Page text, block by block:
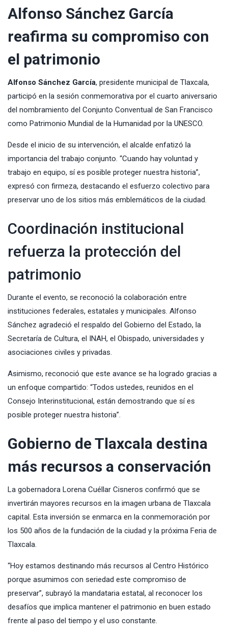
Alfonso Sánchez García
reafirma su compromiso con
el patrimonio
Alfonso Sánchez García, presidente municipal de Tlaxcala,
participó en la sesión conmemorativa por el cuarto aniversario
del nombramiento del Conjunto Conventual de San Francisco
como Patrimonio Mundial de la Humanidad por la UNESCO.
Desde el inicio de su intervención, el alcalde enfatizó la
importancia del trabajo conjunto. “Cuando hay voluntad y
trabajo en equipo, sí es posible proteger nuestra historia”,
expresó con firmeza, destacando el esfuerzo colectivo para
preservar uno de los sitios más emblemáticos de la ciudad.
Coordinación institucional
refuerza la protección del
patrimonio
Durante el evento, se reconoció la colaboración entre
instituciones federales, estatales y municipales. Alfonso
Sánchez agradeció el respaldo del Gobierno del Estado, la
Secretaría de Cultura, el INAH, el Obispado, universidades y
asociaciones civiles y privadas.
Asimismo, reconoció que este avance se ha logrado gracias a
un enfoque compartido: “Todos ustedes, reunidos en el
Consejo Interinstitucional, están demostrando que sí es
posible proteger nuestra historia”.
Gobierno de Tlaxcala destina
más recursos a conservación
La gobernadora Lorena Cuéllar Cisneros confirmó que se
invertirán mayores recursos en la imagen urbana de Tlaxcala
capital. Esta inversión se enmarca en la conmemoración por
los 500 años de la fundación de la ciudad y la próxima Feria de
Tlaxcala.
“Hoy estamos destinando más recursos al Centro Histórico
porque asumimos con seriedad este compromiso de
preservar”, subrayó la mandataria estatal, al reconocer los
desafíos que implica mantener el patrimonio en buen estado
frente al paso del tiempo y el uso constante.